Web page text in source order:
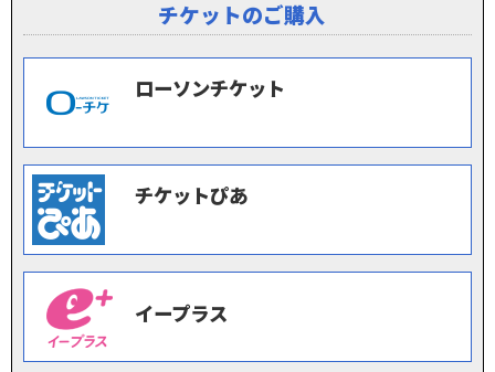
チケットのご購入
ローソンチケット
チケットぴあ
イープラス